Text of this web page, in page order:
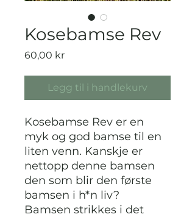
Kosebamse Rev
60,00 krPris
Legg til i handlekurv
Kosebamse Rev er en
myk og god bamse til en
liten venn. Kanskje er
nettopp denne bamsen
den som blir den første
bamsen i h*n liv?
Bamsen strikkes i det